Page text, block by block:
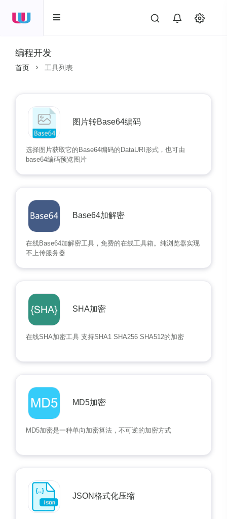
编程开发
首页 工具列表
图片转Base64编码
选择图片获取它的Base64编码的DataURI形式，也可由
base64编码预览图片
Base64加解密
在线Base64加解密工具，免费的在线工具箱。纯浏览器实现
不上传服务器
SHA加密
在线SHA加密工具 支持SHA1 SHA256 SHA512的加密
MD5加密
MD5加密是一种单向加密算法，不可逆的加密方式
JSON格式化压缩